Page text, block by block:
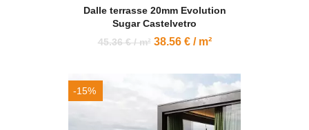
Dalle terrasse 20mm Evolution
Sugar Castelvetro
45.36 € / m² 38.56 € / m²
-15%